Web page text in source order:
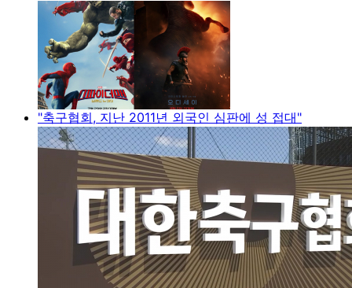
"축구협회, 지난 2011년 외국인 심판에 성 접대"